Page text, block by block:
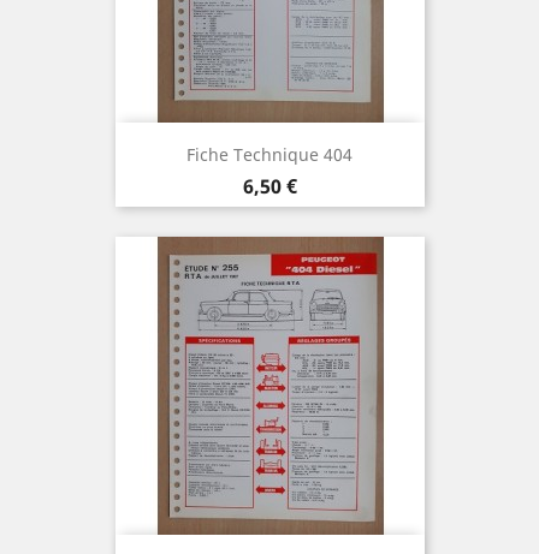
Fiche Technique 404
Prix
6,50 €